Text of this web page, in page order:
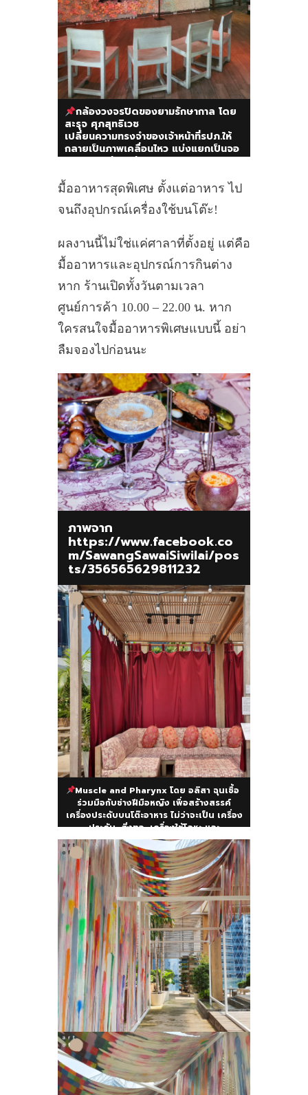
กล้องวงจรปิดของยามรักษากาล โดย
สะรุจ ศุภสุทธิเวช
เปลี่ยนความทรงจำของเจ้าหน้าที่รปภ.ให้
กลายเป็นภาพเคลื่อนไหว แบ่งแยกเป็นจอ
หลายจอคล้ายกล้องวงจรปิด
มื้ออาหารสุดพิเศษ ตั้งแต่อาหาร ไป
จนถึงอุปกรณ์เครื่องใช้บนโต๊ะ!
ผลงานนี้ไม่ใช่แค่ศาลาที่ตั้งอยู่ แต่คือ
มื้ออาหารและอุปกรณ์การกินต่าง
หาก ร้านเปิดทั้งวันตามเวลา
ศูนย์การค้า 10.00 – 22.00 น. หาก
ใครสนใจมื้ออาหารพิเศษแบบนี้ อย่า
ลืมจองไปก่อนนะ
ภาพจาก
https://www.facebook.co
m/SawangSawaiSiwilai/pos
ts/356565629811232
Muscle and Pharynx โดย อลิสา ฉุนเชื้อ
ร่วมมือกับช่างฝีมือหญิง เพื่อสร้างสรรค์
เครื่องประดับบนโต๊ะอาหาร ไม่ว่าจะเป็น เครื่อง
ประดับ, สิ่งทอ, เครื่องใช้โลหะ และ
ประติมากรรมสำริด